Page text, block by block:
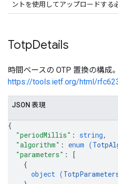
ントを使用してアップロードする
TotpDetails
時間ベースの OTP 置換の構成。
https://tools.ietf.org/html/
JSON 表現
{
"periodMillis" : string,
"algorithm" : enum (
"parameters" :
[
{
object (